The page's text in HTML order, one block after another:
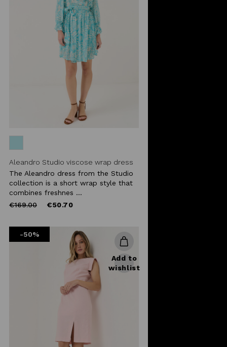
Aleandro Studio viscose wrap dress
The Aleandro dress from the Studio
collection is a short wrap style that
combines freshnes ...
Price
€169.00to €50.70
-50%
Add to
wishlist